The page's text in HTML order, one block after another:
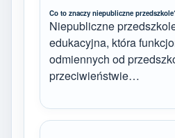
Co to znaczy niepubliczne
Niepubliczne
edukacyjna, która
odmiennych od
przeciwieństwie…